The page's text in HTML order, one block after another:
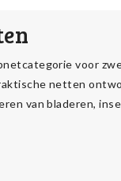
voor
netten
van bladeren,